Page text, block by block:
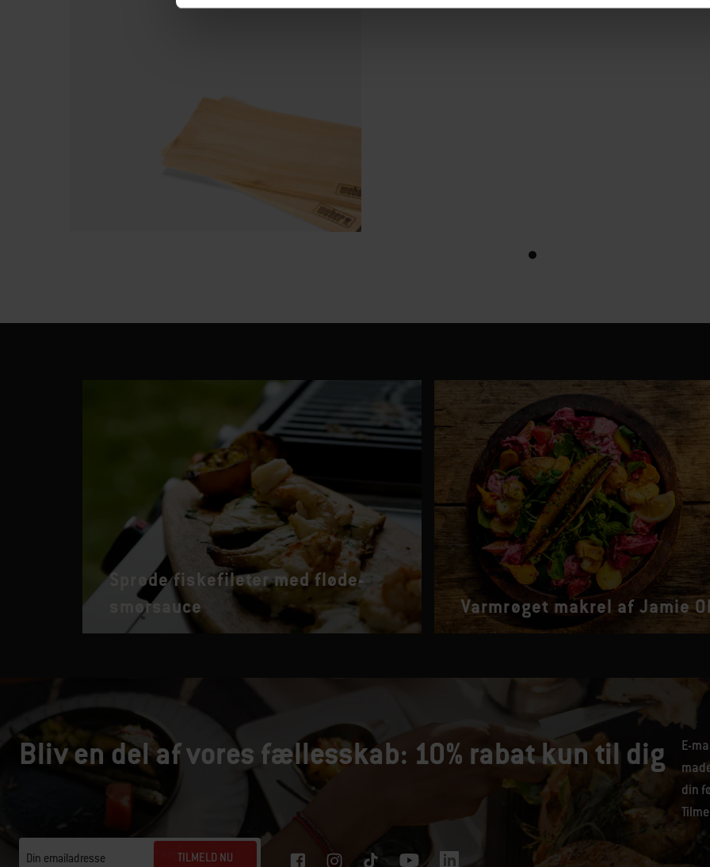
Sprøde fiskefileter med fløde-
smørsauce
Varmrøget makrel af Jamie
Bliv en del af vores fællesskab: 10% rabat kun til dig
E-
din
Din emailadresse TILMELD NU